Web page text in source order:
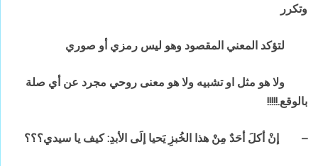
وتكرر
لتؤكد المعني المقصود وهو ليس رمزي أو صوري
ولا هو مثل او تشبيه ولا هو معنى روحي مجرد عن أي صلة
بالوقع.!!!!!
– إنْ أكلَ أحَدٌ مِنْ هذا الخُبزِ يَحيا إلَى الأبدِ: كيف يا سيدي؟؟؟